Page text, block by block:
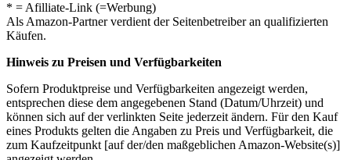
* = Afilliate-Link (=Werbung)
Als Amazon-Partner verdient der Seitenbetreiber an qualifizierten
Käufen.
Hinweis zu Preisen und Verfügbarkeiten
Sofern Produktpreise und Verfügbarkeiten angezeigt werden,
entsprechen diese dem angegebenen Stand (Datum/Uhrzeit) und
können sich auf der verlinkten Seite jederzeit ändern. Für den Kauf
eines Produkts gelten die Angaben zu Preis und Verfügbarkeit, die
zum Kaufzeitpunkt [auf der/den maßgeblichen Amazon-Website(s)]